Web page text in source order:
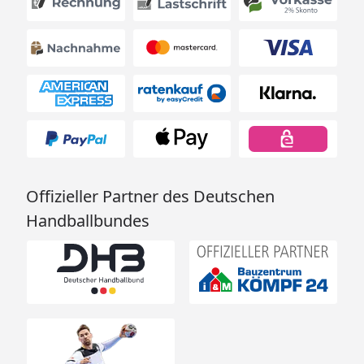
Kalksandstein-,
Betonmauerwerk.
gedämmt sein, teilen Sie
Dämmungsstärke mit,
Sie erhalten dann ein
für die Montage an der
gedämmten Wand, inkl.
Befestigungsmaterial.
Inklusive Kopfbänder, Aufschraubstützen und
Offizieller Partner des Deutschen
Handballbundes